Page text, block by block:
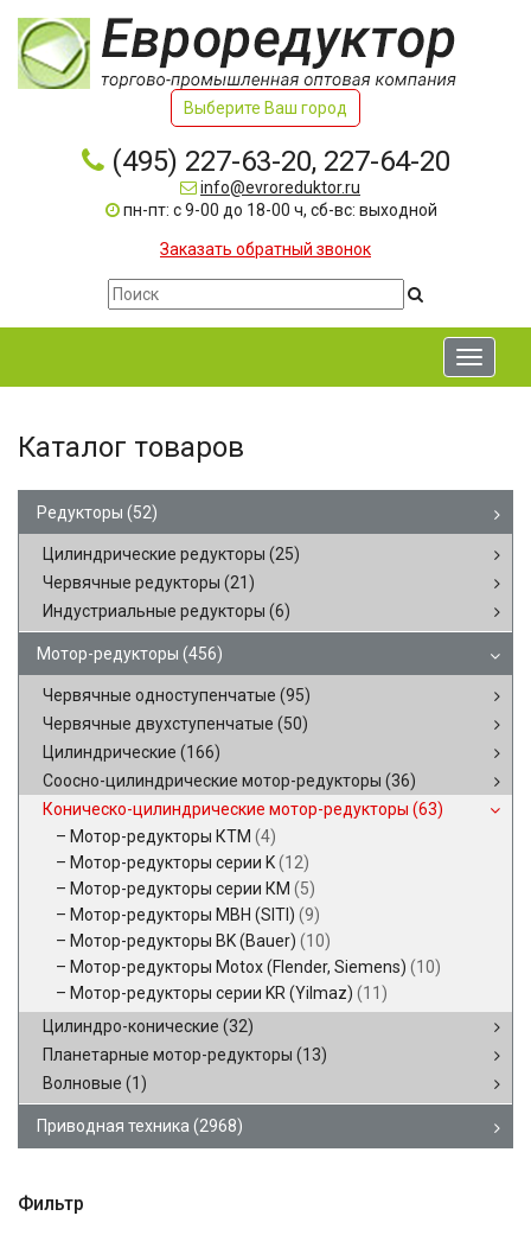
Выберите Ваш город
(495) 227-63-20, 227-64-20
info@evroreduktor.ru
пн-пт: с 9-00 до 18-00 ч, сб-вс: выходной
Заказать обратный звонок
Toggle
Каталог товаров
Редукторы (52)
Цилиндрические редукторы (25)
Червячные редукторы (21)
Индустриальные редукторы (6)
Мотор-редукторы (456)
Червячные одноступенчатые (95)
Червячные двухступенчатые (50)
Цилиндрические (166)
Соосно-цилиндрические мотор-редукторы (36)
Коническо-цилиндрические мотор-редукторы (63)
Мотор-редукторы КТМ (4)
Мотор-редукторы серии K(12)
Мотор-редукторы серии КМ (5)
Мотор-редукторы MBH (SITI) (9)
Мотор-редукторы BK (Bauer) (10)
Мотор-редукторы Motox (Flender, Siemens) (10)
Мотор-редукторы серии KR (Yilmaz) (11)
Цилиндро-конические (32)
Планетарные мотор-редукторы (13)
Волновые (1)
Приводная техника (2968)
Фильтр